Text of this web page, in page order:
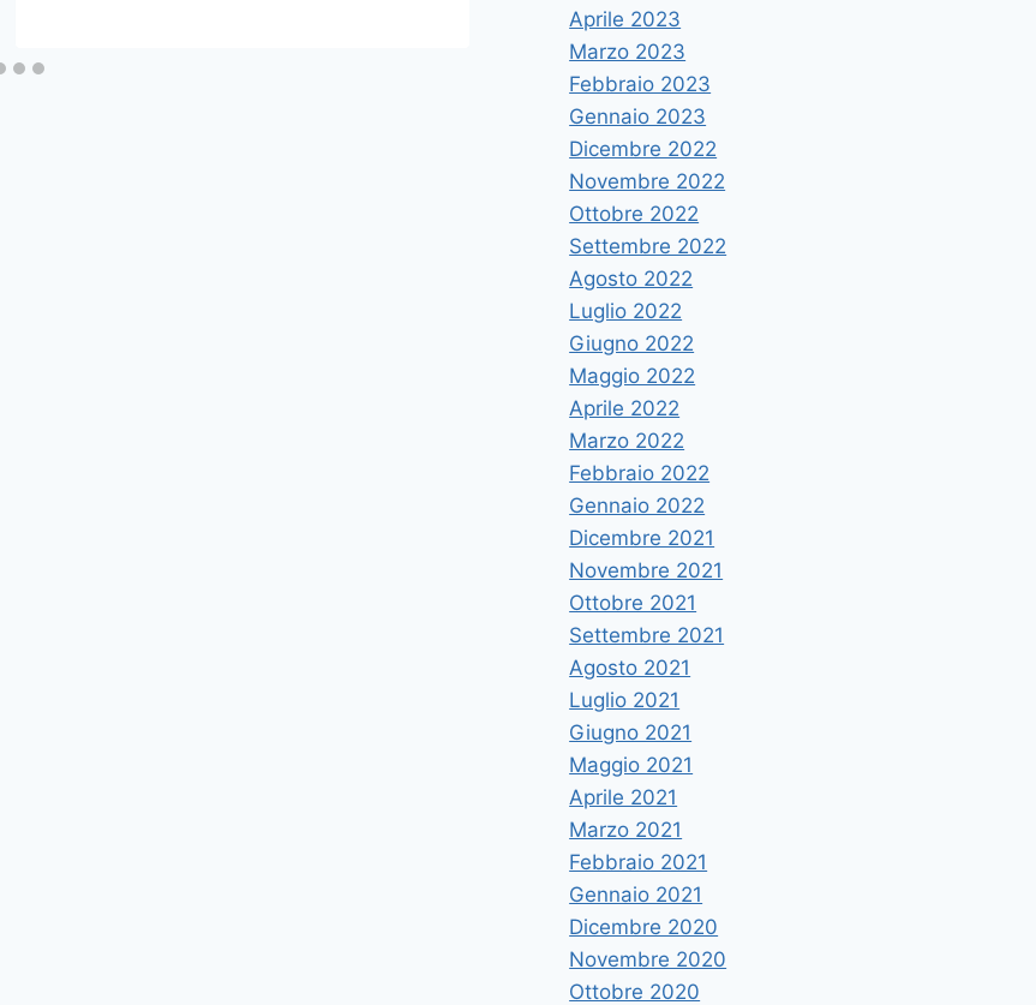
Aprile 2023
Marzo 2023
Febbraio 2023
Gennaio 2023
Dicembre 2022
Novembre 2022
Ottobre 2022
Settembre 2022
Agosto 2022
Luglio 2022
Giugno 2022
Maggio 2022
Aprile 2022
Marzo 2022
Febbraio 2022
Gennaio 2022
Dicembre 2021
Novembre 2021
Ottobre 2021
Settembre 2021
Agosto 2021
Luglio 2021
Giugno 2021
Maggio 2021
Aprile 2021
Marzo 2021
Febbraio 2021
Gennaio 2021
Dicembre 2020
Novembre 2020
Ottobre 2020